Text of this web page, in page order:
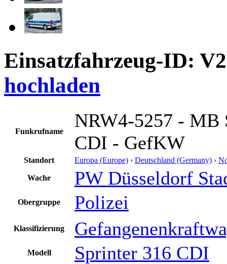
Einsatzfahrzeug-ID:
hochladen
Funkrufname
NRW4-5257 - MB
CDI - GefKW
Standort Europa (Europe) › Deutschland (Germany) ›
Wache PW Düsseldorf
Obergruppe Polizei
Klassifizierung
Modell Sprinter 316 CDI